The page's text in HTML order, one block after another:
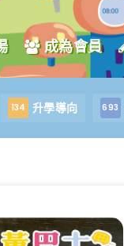
成為會員
134 升學導向 693